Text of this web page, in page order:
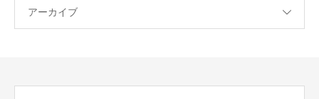
アーカイブ